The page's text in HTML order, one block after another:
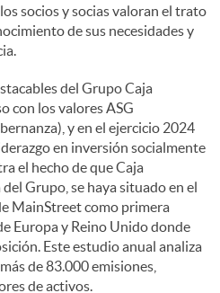
socios y socias valoran el trato
de sus necesidades y
del Grupo Caja
con los valores ASG
y en el ejercicio 2024
en inversión socialmente
el hecho de que Caja
Grupo, se haya situado en el
MainStreet como primera
Europa y Reino Unido donde
Este estudio anual analiza
de 83.000 emisiones,
de activos.